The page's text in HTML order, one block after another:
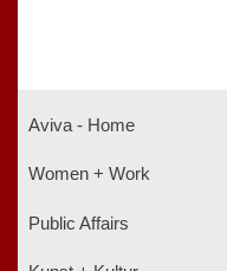
Aviva - Home
Women + Work
Public Affairs